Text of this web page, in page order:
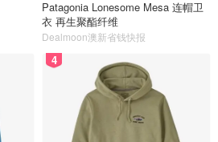
Patagonia Lonesome Mesa 连帽卫
衣 再生聚酯纤维
Dealmoon澳新省钱快报
4